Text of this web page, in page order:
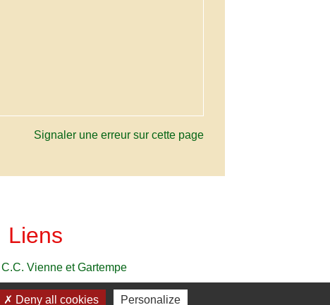
Signaler une erreur sur cette page
Liens
C.C. Vienne et Gartempe
Deny all cookies Personalize